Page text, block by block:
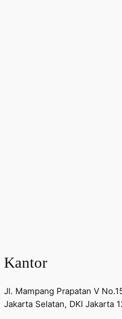
Kantor
Jl. Mampang Prapatan V
Jakarta Selatan, DKI Jakarta